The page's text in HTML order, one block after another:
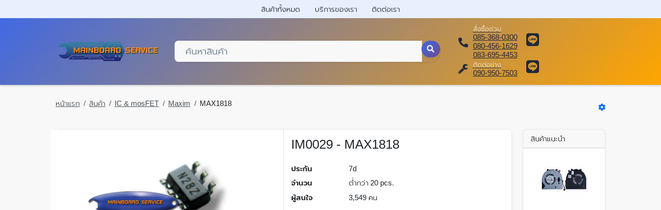
สินค้าทั้งหมด บริการของเรา ติดต่อเรา
สั่งซื้อด่วน
085-368-0300
080-456-1629
083-695-4453
ติดต่อช่าง
090-950-7503
หน้าแรก สินค้า IC & mosFET Maxim MAX1818
IM0029 - MAX1818
ประกัน
7d
จำนวน
ต่ำกว่า 20 pcs.
ผู้สนใจ
3,549 คน
สินค้าแนะนำ